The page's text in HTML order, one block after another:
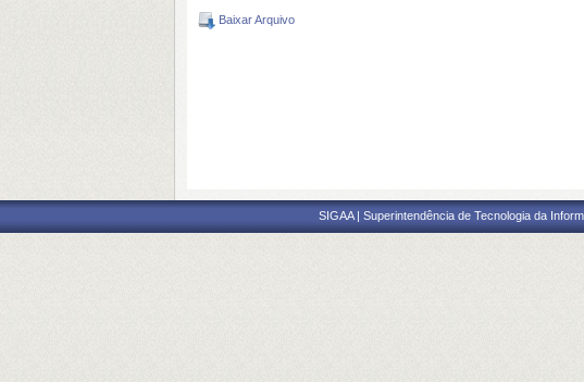
Baixar Arquivo
SIGAA | Superintendência de Tecnologia da